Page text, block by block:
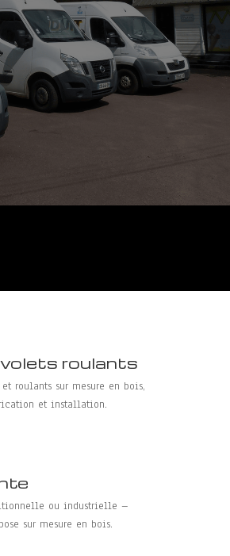
roulants
roulants sur mesure en bois,
et installation.
ou industrielle –
sur mesure en bois.